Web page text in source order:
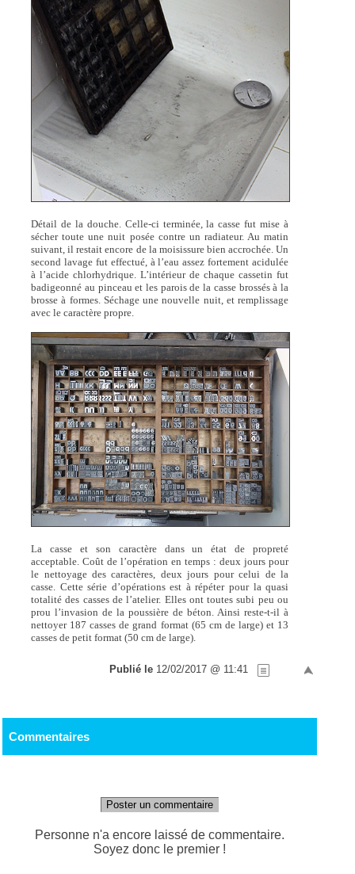
Détail de la douche. Celle-ci terminée, la casse fut mise à
sécher toute une nuit posée contre un radiateur. Au matin
suivant, il restait encore de la moisissure bien accrochée. Un
second lavage fut effectué, à l’eau assez fortement acidulée
à l’acide chlorhydrique. L’intérieur de chaque cassetin fut
badigeonné au pinceau et les parois de la casse brossés à la
brosse à formes. Séchage une nouvelle nuit, et remplissage
avec le caractère propre.
La casse et son caractère dans un état de propreté
acceptable. Coût de l’opération en temps : deux jours pour
le nettoyage des caractères, deux jours pour celui de la
casse. Cette série d’opérations est à répéter pour la quasi
totalité des casses de l’atelier. Elles ont toutes subi peu ou
prou l’invasion de la poussière de béton. Ainsi reste-t-il à
nettoyer 187 casses de grand format (65 cm de large) et 13
casses de petit format (50 cm de large).
Publié le 12/02/2017 @ 11:41
Commentaires
Poster un commentaire
Personne n'a encore laissé de commentaire.
Soyez donc le premier !